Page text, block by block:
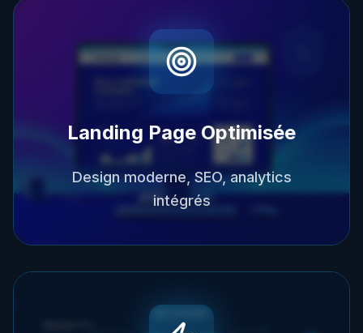
Landing Page Optimisée
Design moderne, SEO, analytics
intégrés